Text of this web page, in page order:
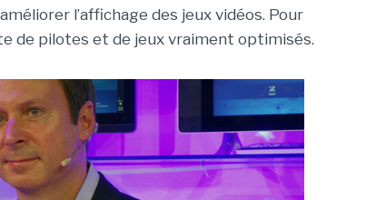
l’affichage des jeux vidéos. Pour
de pilotes et de jeux vraiment optimisés.